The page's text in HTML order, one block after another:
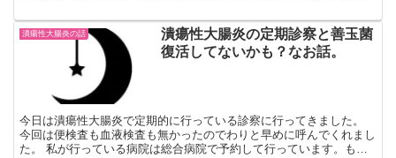
潰瘍性大腸炎の話
潰瘍性大腸炎の定期診察と善玉菌
復活してないかも？なお話。
今日は潰瘍性大腸炎で定期的に行っている診察に行ってきました。
今回は便検査も血液検査も無かったのでわりと早めに呼んでくれまし
た。 私が行っている病院は総合病院で予約して行っています。もし